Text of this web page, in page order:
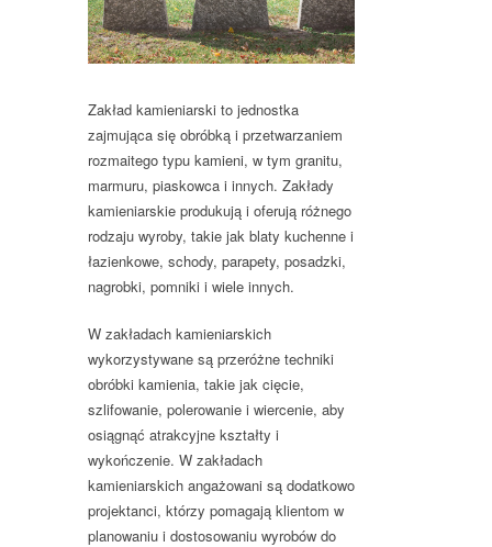
Zakład kamieniarski to jednostka
zajmująca się obróbką i przetwarzaniem
rozmaitego typu kamieni, w tym granitu,
marmuru, piaskowca i innych. Zakłady
kamieniarskie produkują i oferują różnego
rodzaju wyroby, takie jak blaty kuchenne i
łazienkowe, schody, parapety, posadzki,
nagrobki, pomniki i wiele innych.
W zakładach kamieniarskich
wykorzystywane są przeróżne techniki
obróbki kamienia, takie jak cięcie,
szlifowanie, polerowanie i wiercenie, aby
osiągnąć atrakcyjne kształty i
wykończenie. W zakładach
kamieniarskich angażowani są dodatkowo
projektanci, którzy pomagają klientom w
planowaniu i dostosowaniu wyrobów do